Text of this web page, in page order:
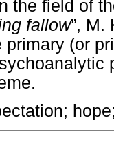
the field of
fallow”, M.
primary (or